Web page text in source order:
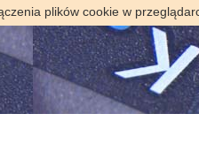
plików cookie w